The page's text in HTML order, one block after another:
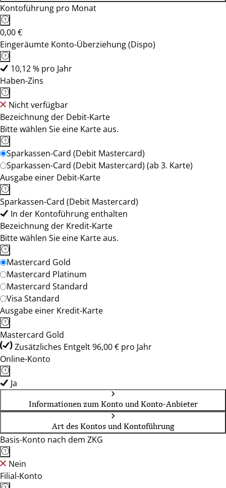
Kontoführung pro Monat
0,00 €
Eingeräumte Konto-Überziehung (Dispo)
10,12 % pro Jahr
Haben-Zins
Nicht verfügbar
Bezeichnung der Debit-Karte
Bitte wählen Sie eine Karte aus.
Sparkassen-Card (Debit Mastercard)
Sparkassen-Card (Debit Mastercard) (ab 3. Karte)
Ausgabe einer Debit-Karte
Sparkassen-Card (Debit Mastercard)
In der Kontoführung enthalten
Bezeichnung der Kredit-Karte
Bitte wählen Sie eine Karte aus.
Mastercard Gold
Mastercard Platinum
Mastercard Standard
Visa Standard
Ausgabe einer Kredit-Karte
Mastercard Gold
Zusätzliches Entgelt 96,00 € pro Jahr
Online-Konto
Ja
Informationen zum Konto und Konto-Anbieter
Art des Kontos und Kontoführung
Basis-Konto nach dem ZKG
Nein
Filial-Konto